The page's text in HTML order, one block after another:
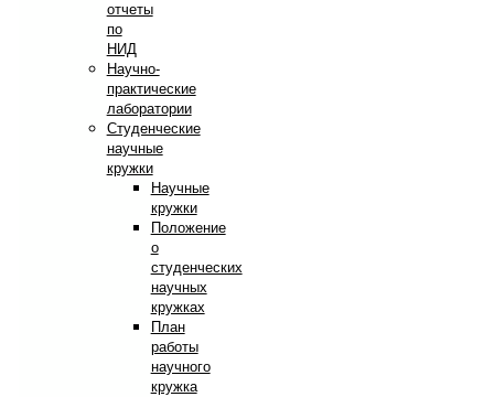
отчеты
по
НИД
Научно-
практические
лаборатории
Студенческие
научные
кружки
Научные
кружки
Положение
о
студенческих
научных
кружках
План
работы
научного
кружка